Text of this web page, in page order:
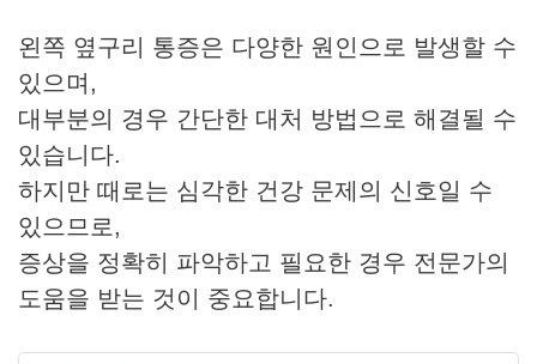
왼쪽 옆구리 통증은 다양한 원인으로 발생할 수
있으며,
대부분의 경우 간단한 대처 방법으로 해결될 수
있습니다.
하지만 때로는 심각한 건강 문제의 신호일 수
있으므로,
증상을 정확히 파악하고 필요한 경우 전문가의
도움을 받는 것이 중요합니다.